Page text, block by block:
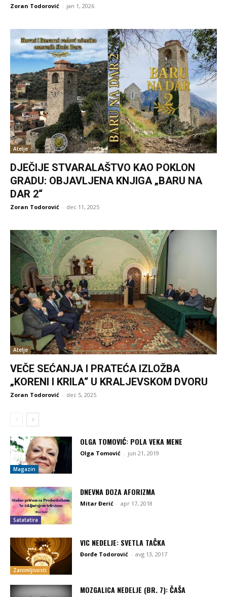
Zoran Todorović - jan 1, 2026
Atelje
DJEČIJE STVARALAŠTVO KAO POKLON
GRADU: OBJAVLJENA KNJIGA „BARU NA
DAR 2“
Zoran Todorović - dec 11, 2025
Atelje
VEČE SEĆANJA I PRATEĆA IZLOŽBA
„KORENI I KRILA“ U KRALJEVSKOM DVORU
Zoran Todorović - dec 5, 2025
Magazin
OLGA TOMOVIĆ: POLA VEKA MENE
Olga Tomović - jun 21, 2019
Satatatira
DNEVNA DOZA AFORIZMA
Mitar Đerić - apr 17, 2018
Zanimljivosti
VIC NEDELJE: SVETLA TAČKA
Đorđe Todorović - avg 13, 2017
MOZGALICA NEDELJE (BR. 7): ČAŠA